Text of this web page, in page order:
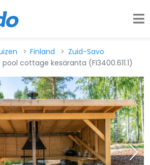
Finland
Zuid-Savo
pool cottage kesäranta (FI3400.611.1)